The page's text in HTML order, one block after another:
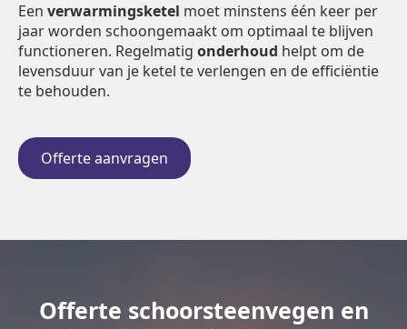
Een verwarmingsketel moet minstens één keer per
jaar worden schoongemaakt om optimaal te blijven
functioneren. Regelmatig onderhoud helpt om de
levensduur van je ketel te verlengen en de efficiëntie
te behouden.
Offerte aanvragen
Offerte schoorsteenvegen en